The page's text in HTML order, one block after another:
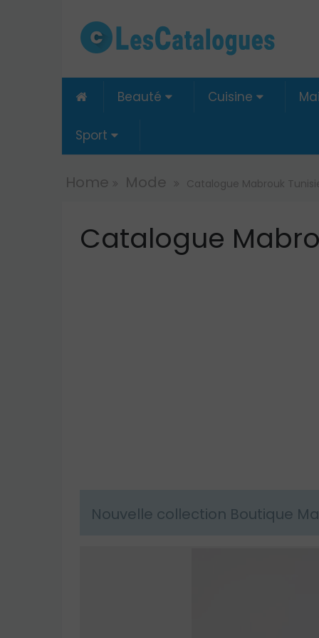
 Beauté Cuisine
Sport
Home Mode Catalogue Mabrouk
Catalogue
Nouvelle collection Boutique